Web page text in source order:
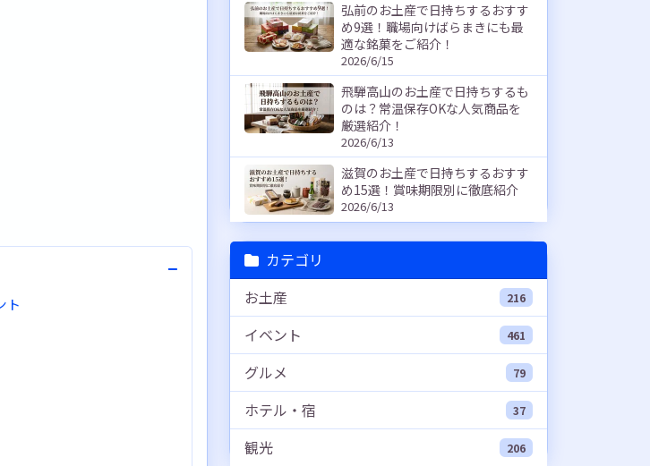
−
ト
弘前のお土産で日持ちするおすす
め9選！職場向けばらまきにも最
適な銘菓をご紹介！
2026/6/15
飛騨高山のお土産で日持ちするも
のは？常温保存OKな人気商品を
厳選紹介！
2026/6/13
滋賀のお土産で日持ちするおすす
め15選！賞味期限別に徹底紹介
2026/6/13
カテゴリ
お土産
216
イベント 461
グルメ 79
ホテル・宿 37
観光 206